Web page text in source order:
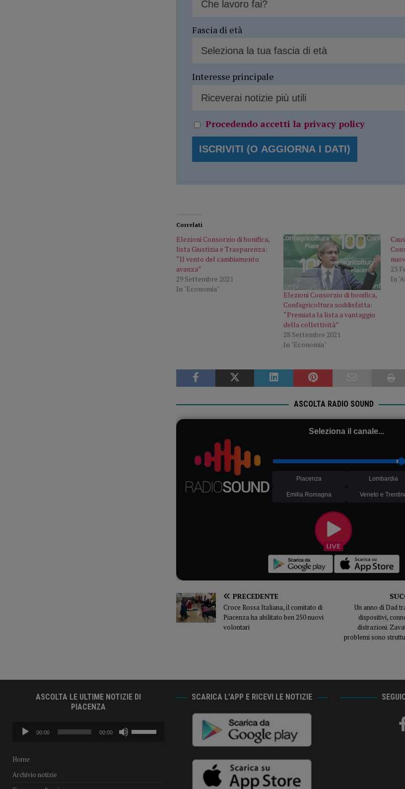
Fascia di età
Interesse principale
Procedendo accetti la privacy policy
Correlati
Elezioni Consorzio di bonifica,
lista Giustizia e Trasparenza:
“Il vento del cambiamento
avanza”
29 Settembre 2021
In "Economia"
Elezioni Consorzio di bonifica,
Confagricoltura soddisfatta:
“Premiata la lista a vantaggio
della collettività”
28 Settembre 2021
In "Economia"
23
In
ASCOLTA RADIO SOUND
Seleziona il canale...
Piacenza Lombardia
Emilia Romagna Veneto e
PRECEDENTE
Croce Rossa Italiana, il comitato di
Piacenza ha abilitato ben 250 nuovi
volontari
Un anno di Dad
dispositivi,
distrazioni.
problemi sono
ASCOLTA LE ULTIME NOTIZIE DI
PIACENZA
Audio
Player
00:00 00:00
i
su/giù
Home
Archivio notizie
SCARICA L’APP E RICEVI LE NOTIZIE